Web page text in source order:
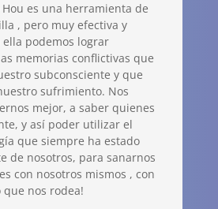
Hou es una herramienta de
, pero muy efectiva y
ella podemos lograr
memorias conflictivas que
subconsciente y que
sufrimiento. Nos
mejor, a saber quienes
y así poder utilizar el
que siempre ha estado
de nosotros, para sanarnos
con nosotros mismos , con
nos rodea!